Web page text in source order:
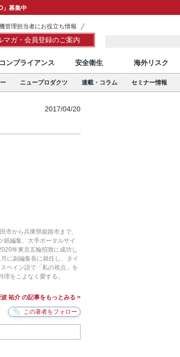
」募集中
管理担当者にお役立ち情報
マガ・会員登録のご案内
コンプライアンス 安全衛生 海外リスク
ニュープロダクツ 連載・コラム セミナー情報
2017/04/20
市から兵庫県姫路市まで、
紙編集、大手ポータルサイ
年東京五輪招致に成功し
に副編集長に就任し、タイ
ペイン語で「私の視点」を
をこよなく愛する。
祐介 の記事をもっとみる >